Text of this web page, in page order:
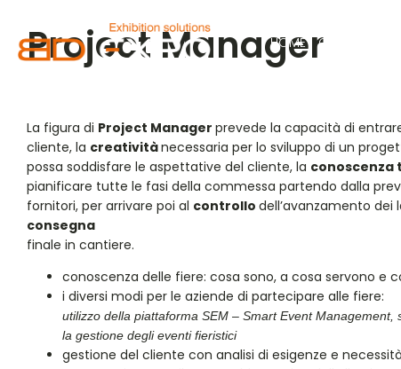
HOME CHI SIAMO
Project Manager
La figura di Project Manager prevede la capacità di
cliente, la creativitànecessaria per lo sviluppo di un
possa soddisfare le aspettative del cliente, la conoscenza
pianificare tutte le fasi della commessa partendo dalla
fornitori, per arrivare poi al controllo dell’avanzamento dei
consegna
finale in cantiere.
conoscenza delle fiere: cosa sono, a cosa servono e
i diversi modi per le aziende di partecipare alle fiere:
utilizzo della piattaforma SEM – Smart Event Management,
la gestione degli eventi fieristici
gestione del cliente con analisi di esigenze e necessità